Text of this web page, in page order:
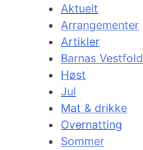
Aktuelt
Arrangementer
Artikler
Barnas Vestfold
Høst
Jul
Mat & drikke
Overnatting
Sommer